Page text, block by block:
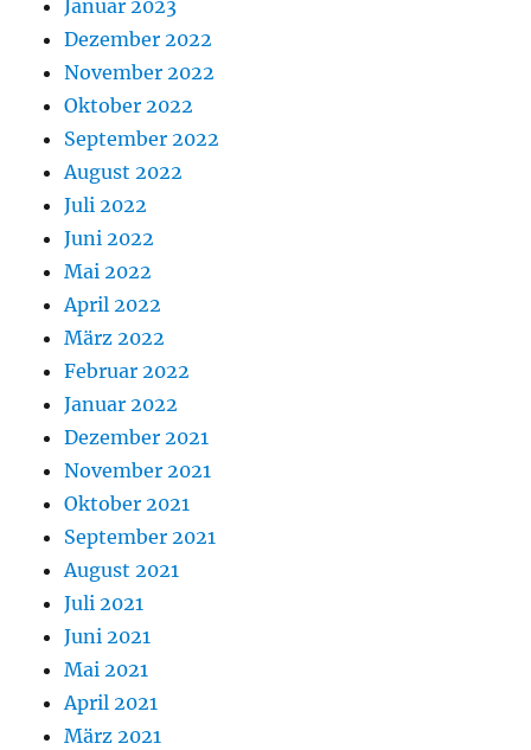
Januar 2023
Dezember 2022
November 2022
Oktober 2022
September 2022
August 2022
Juli 2022
Juni 2022
Mai 2022
April 2022
März 2022
Februar 2022
Januar 2022
Dezember 2021
November 2021
Oktober 2021
September 2021
August 2021
Juli 2021
Juni 2021
Mai 2021
April 2021
März 2021